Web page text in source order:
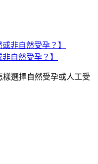
自然受孕？】
選擇自然受孕或人工受